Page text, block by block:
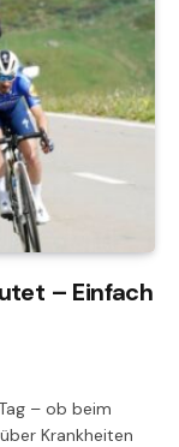
– Einfach
– ob beim
Krankheiten